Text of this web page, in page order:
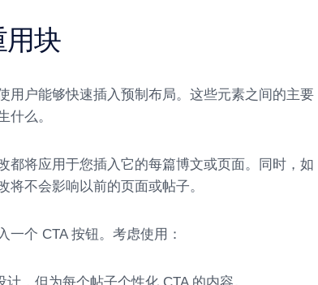
用块
用户能够快速插入预制布局。这些元素之间的主要
什么。
都将应用于您插入它的每篇博文或页面。同时，如
将不会影响以前的页面或帖子。
一个 CTA 按钮。考虑使用：